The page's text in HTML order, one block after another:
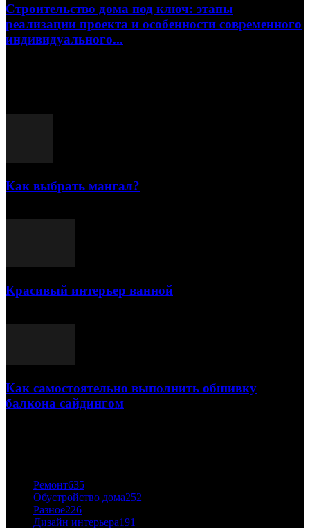
Строительство дома под ключ: этапы
реализации проекта и особенности современного
индивидуального...
Как выбрать мангал?
Красивый интерьер ванной
Как самостоятельно выполнить обшивку
балкона сайдингом
Ремонт635
Обустройство дома252
Разное226
Дизайн интерьера191